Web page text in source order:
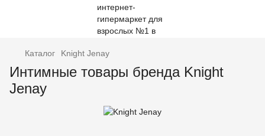
Каталог Knight Jenay
Интимные товары бренда Knight
Jenay